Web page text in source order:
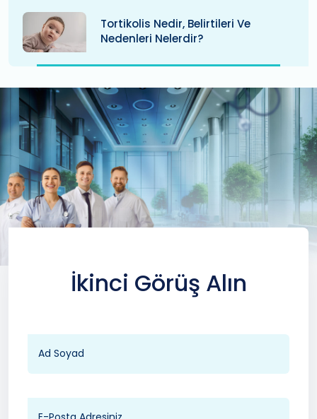
Tortikolis Nedir, Belirtileri Ve
Nedenleri Nelerdir?
İkinci Görüş Alın